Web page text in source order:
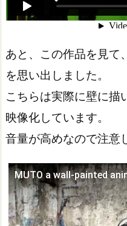
あと、この作品を見て
を思い出しました。
こちらは実際に壁に描
映像化しています。
音量が高めなので注意
MUTO a wall-painted
この動画を YouTube